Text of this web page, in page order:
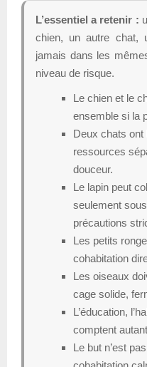
L’essentiel a retenir :
chien, un autre chat,
jamais dans les
niveau de risque.
Le chien et le
ensemble si la
Deux chats ont
ressources
douceur.
Le lapin peut
seulement
précautions
Les petits
cohabitation
Les oiseaux
cage solide,
L’éducation,
comptent
Le but n’est